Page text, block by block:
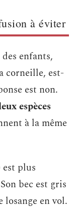
à éviter
enfants,
corneille, est-
est non.
espèces
à la même
plus
bec est gris
losange en vol.